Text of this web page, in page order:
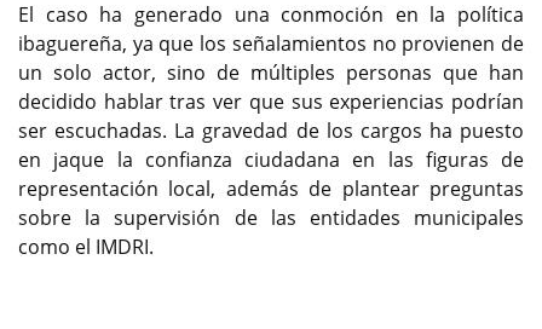
El caso ha generado una conmoción en la política
ibaguereña, ya que los señalamientos no provienen de
un solo actor, sino de múltiples personas que han
decidido hablar tras ver que sus experiencias podrían
ser escuchadas. La gravedad de los cargos ha puesto
en jaque la confianza ciudadana en las figuras de
representación local, además de plantear preguntas
sobre la supervisión de las entidades municipales
como el IMDRI.